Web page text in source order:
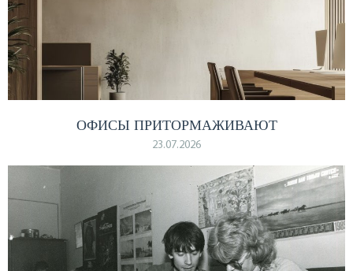
ОФИСЫ ПРИТОРМАЖИВАЮТ
23.07.2026